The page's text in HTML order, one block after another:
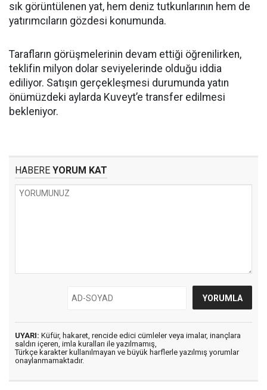
sık görüntülenen yat, hem deniz tutkunlarının hem de
yatırımcıların gözdesi konumunda.
Tarafların görüşmelerinin devam ettiği öğrenilirken,
teklifin milyon dolar seviyelerinde olduğu iddia
ediliyor. Satışın gerçekleşmesi durumunda yatın
önümüzdeki aylarda Kuveyt’e transfer edilmesi
bekleniyor.
HABERE YORUM KAT
UYARI: Küfür, hakaret, rencide edici cümleler veya imalar, inançlara
saldırı içeren, imla kuralları ile yazılmamış,
Türkçe karakter kullanılmayan ve büyük harflerle yazılmış yorumlar
onaylanmamaktadır.